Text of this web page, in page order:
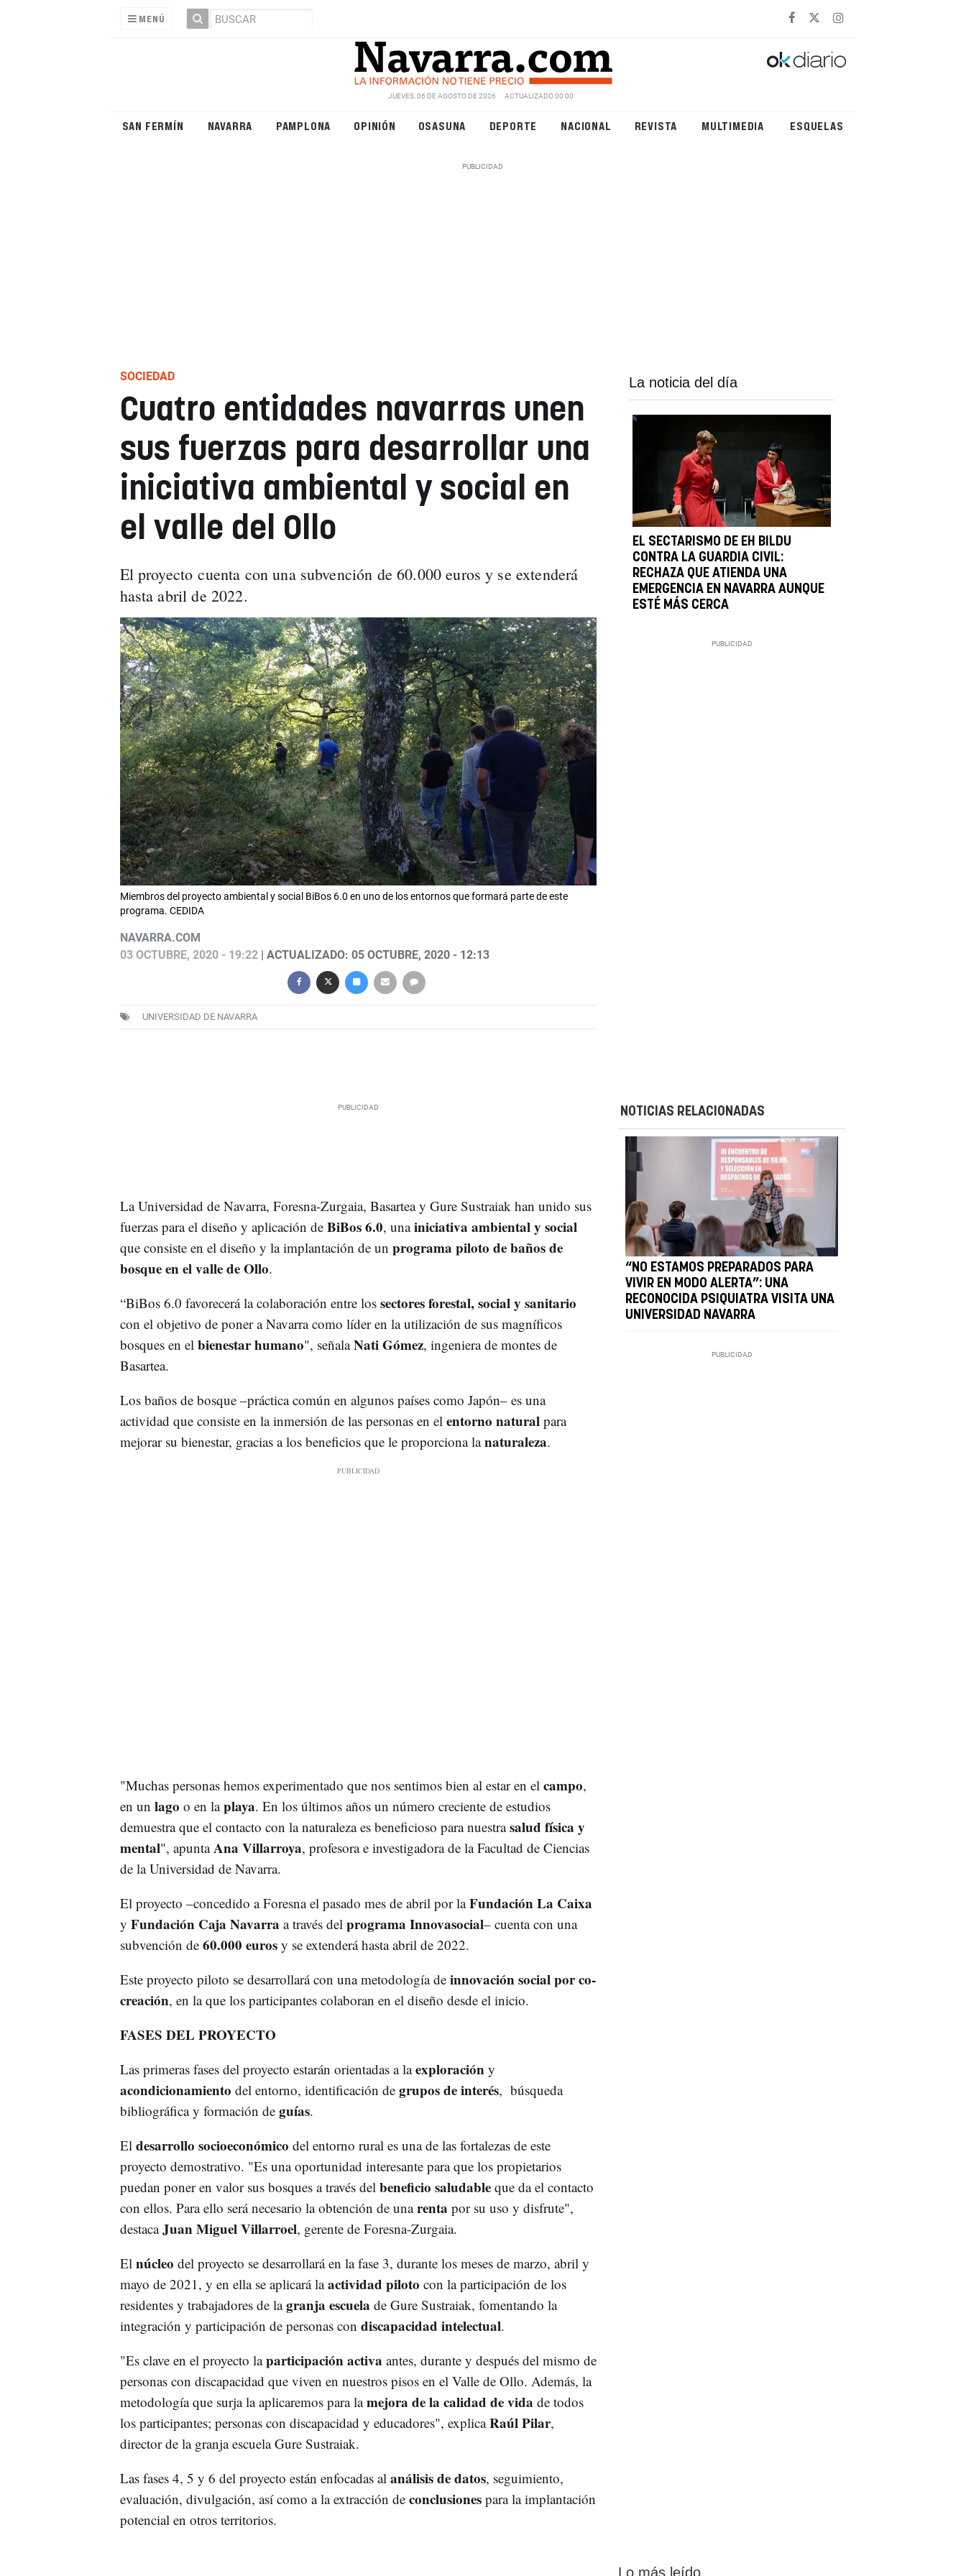
MENÚ
JUEVES, 06 DE AGOSTO DE 2026 ACTUALIZADO 00:00
SAN FERMÍN NAVARRA PAMPLONA OPINIÓN OSASUNA DEPORTE NACIONAL REVISTA MULTIMEDIA ESQUELAS
SOCIEDAD
Cuatro entidades navarras unen
sus fuerzas para desarrollar una
iniciativa ambiental y social en
el valle del Ollo
El proyecto cuenta con una subvención de 60.000 euros y se extenderá
hasta abril de 2022.
Miembros del proyecto ambiental y social BiBos 6.0 en uno de los entornos que formará parte de este
programa. CEDIDA
NAVARRA.COM
03 OCTUBRE, 2020 - 19:22| ACTUALIZADO: 05 OCTUBRE, 2020 - 12:13
UNIVERSIDAD DE NAVARRA
La noticia del día
EL SECTARISMO DE EH BILDU
CONTRA LA GUARDIA CIVIL:
RECHAZA QUE ATIENDA UNA
EMERGENCIA EN NAVARRA AUNQUE
ESTÉ MÁS CERCA
La Universidad de Navarra, Foresna-Zurgaia, Basartea y Gure Sustraiak han unido sus
fuerzas para el diseño y aplicación de BiBos 6.0, unainiciativa ambiental y social
que consiste en el diseño y la implantación de un programa piloto de baños de
bosque en el valle de Ollo.
“BiBos 6.0 favorecerá la colaboración entre los sectores forestal, social y sanitario
con el objetivo de poner a Navarra como líder en la utilización de sus magníficos
bosques en el bienestar humano", señalaNati Gómez, ingeniera de montes de
Basartea.
Los baños de bosque –práctica común en algunos países como Japón– es una
actividad que consiste en la inmersión de las personas en el entorno natural para
mejorar su bienestar, gracias a los beneficios que le proporciona lanaturaleza.
"Muchas personas hemos experimentado que nos sentimos bien al estar en el campo,
en un lago o en laplaya. En los últimos años un número creciente de estudios
demuestra que el contacto con la naturaleza es beneficioso para nuestrasalud física y
mental", apuntaAna Villarroya, profesora e investigadora de la Facultad de Ciencias
de la Universidad de Navarra.
El proyecto –concedido a Foresna el pasado mes de abril por laFundación La Caixa
y Fundación Caja Navarra a través del programa Innovasocial– cuenta con una
subvención de 60.000 euros y se extenderá hasta abril de 2022.
Este proyecto piloto se desarrollará con una metodología de innovación social por co-
creación, en la que los participantes colaboran en el diseño desde el inicio.
FASES DEL PROYECTO
Las primeras fases del proyecto estarán orientadas a laexploración y
acondicionamiento del entorno, identificación de grupos de interés, búsqueda
bibliográfica y formación de guías.
El desarrollo socioeconómico del entorno rural es una de las fortalezas de este
proyecto demostrativo. "Es una oportunidad interesante para que los propietarios
puedan poner en valor sus bosques a través del beneficio saludable que da el contacto
con ellos. Para ello será necesario la obtención de unarenta por su uso y disfrute",
destacaJuan Miguel Villarroel, gerente de Foresna-Zurgaia.
El núcleo del proyecto se desarrollará en la fase 3, durante los meses de marzo, abril y
mayo de 2021, y en ella se aplicará laactividad piloto con la participación de los
residentes y trabajadores de lagranja escuela de Gure Sustraiak, fomentando la
integración y participación de personas con discapacidad intelectual.
"Es clave en el proyecto laparticipación activa antes, durante y después del mismo de
personas con discapacidad que viven en nuestros pisos en el Valle de Ollo. Además, la
metodología que surja la aplicaremos para lamejora de la calidad de vida de todos
los participantes; personas con discapacidad y educadores", explicaRaúl Pilar,
director de la granja escuela Gure Sustraiak.
Las fases 4, 5 y 6 del proyecto están enfocadas al análisis de datos, seguimiento,
evaluación, divulgación, así como a la extracción de conclusiones para la implantación
potencial en otros territorios.
NOTICIAS RELACIONADAS
“NO ESTAMOS PREPARADOS PARA
VIVIR EN MODO ALERTA”: UNA
RECONOCIDA PSIQUIATRA VISITA UNA
UNIVERSIDAD NAVARRA
Lo más leído